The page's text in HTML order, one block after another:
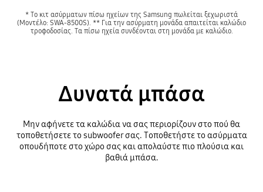
* Το κιτ ασύρματων πίσω ηχείων της Samsung πωλείται ξεχωριστά
(Μοντέλο: SWA-8500S). ** Για την ασύρματη μονάδα απαιτείται καλώδιο
τροφοδοσίας. Τα πίσω ηχεία συνδέονται στη μονάδα με καλώδιο.
Δυνατά μπάσα
Μην αφήνετε τα καλώδια να σας περιορίζουν στο πού θα
τοποθετήσετε το subwoofer σας. Τοποθετήστε το ασύρματα
οπουδήποτε στο χώρο σας και απολαύστε πιο πλούσια και
βαθιά μπάσα.